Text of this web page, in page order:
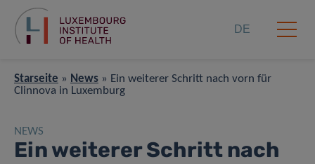
DE
Starseite » News » Ein weiterer Schritt nach vorn für
Clinnova in Luxemburg
NEWS
Ein weiterer Schritt nach